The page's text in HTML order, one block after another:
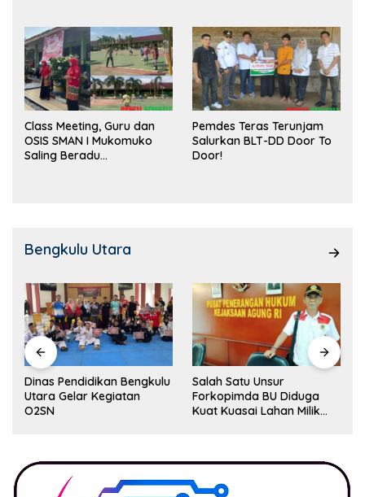
Class Meeting, Guru dan
OSIS SMAN I Mukomuko
Saling Beradu
Pemdes Teras Terunjam
Salurkan BLT-DD Door To
Door!
Bengkulu Utara
Dinas Pendidikan Bengkulu
Utara Gelar Kegiatan
O2SN
Salah Satu Unsur
Forkopimda BU Diduga
Kuat Kuasai Lahan Milik